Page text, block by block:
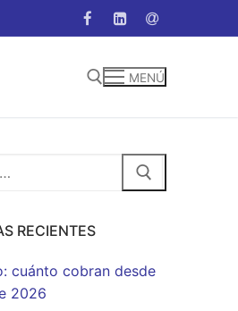
MENÚ
RECIENTES
cuánto cobran desde
2026